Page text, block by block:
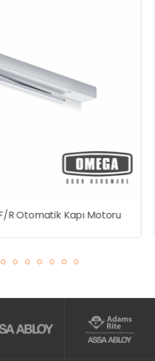
Perde Radar 12-24V